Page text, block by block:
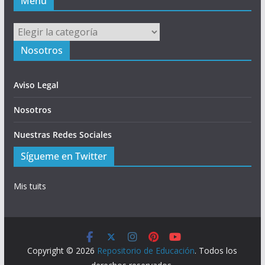
Menú
Nosotros
Aviso Legal
Nosotros
Nuestras Redes Sociales
Sígueme en Twitter
Mis tuits
Copyright © 2026 Repositorio de Educación. Todos los